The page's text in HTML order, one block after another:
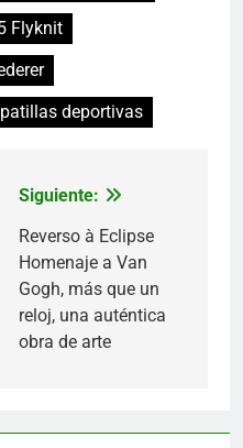
Flyknit
deportivas
Siguiente:
Reverso à Eclipse
Homenaje a Van
Gogh, más que un
reloj, una auténtica
obra de arte